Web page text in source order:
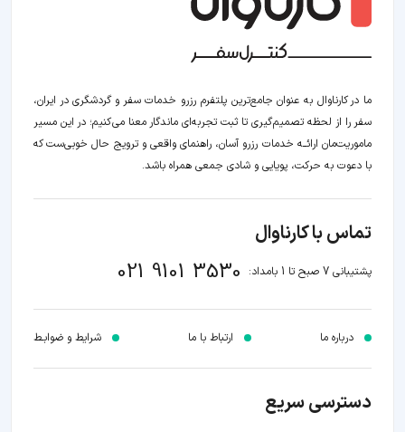
ما در کارناوال به عنوان جامع‌ترین پلتفرم رزرو خدمات سفر و گردشگری در ایران،
سفر را از لحظه‌ تصمیم‌گیری تا ثبت تجربه‌ای ماندگار معنا می‌کنیم؛ در این مسیر‍
ماموریت‌مان اراﺋــﻪ خدمات رزرو آسان، راهنمای واقعی و ترویج حال خوبی‌ست که
با دعوت به حرکت، پویایی و شادی جمعی همراه باشد.
تماس با کارناوال
پشتیبانی 7 صبح تا 1 بامداد: 021 9101 3530
درباره ما ارتباط با ما شرایط و ضوابـط
دسترسی سریع